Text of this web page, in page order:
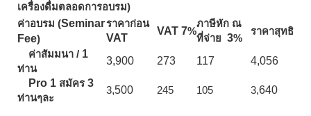
เครื่องดื่มตลอดการอบรม)
ค่าอบรม (Seminar
Fee)
ราคาก่อน
VAT
VAT 7%
ภาษีหัก ณ
ที่จ่าย 3%
ราคาสุทธิ
ค่าสัมมนา / 1
ท่าน
3,900 273 117
4,056
Pro 1 สมัคร 3
ท่านๆละ
3,500 245 105 3,640